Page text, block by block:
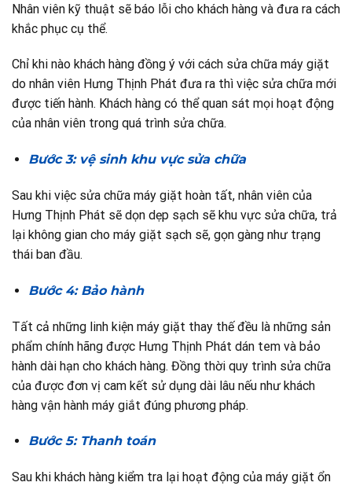
Nhân viên kỹ thuật sẽ báo lỗi cho khách hàng và đưa ra cách
khắc phục cụ thể.
Chỉ khi nào khách hàng đồng ý với cách sửa chữa máy giặt
do nhân viên Hưng Thịnh Phát đưa ra thì việc sửa chữa mới
được tiến hành. Khách hàng có thể quan sát mọi hoạt động
của nhân viên trong quá trình sửa chữa.
Bước 3: vệ sinh khu vực sửa chữa
Sau khi việc sửa chữa máy giặt hoàn tất, nhân viên của
Hưng Thịnh Phát sẽ dọn dẹp sạch sẽ khu vực sửa chữa, trả
lại không gian cho máy giặt sạch sẽ, gọn gàng như trạng
thái ban đầu.
Bước 4: Bảo hành
Tất cả những linh kiện máy giặt thay thế đều là những sản
phẩm chính hãng được Hưng Thịnh Phát dán tem và bảo
hành dài hạn cho khách hàng. Đồng thời quy trình sửa chữa
của được đơn vị cam kết sử dụng dài lâu nếu như khách
hàng vận hành máy giắt đúng phương pháp.
Bước 5: Thanh toán
Sau khi khách hàng kiểm tra lại hoạt động của máy giặt ổn